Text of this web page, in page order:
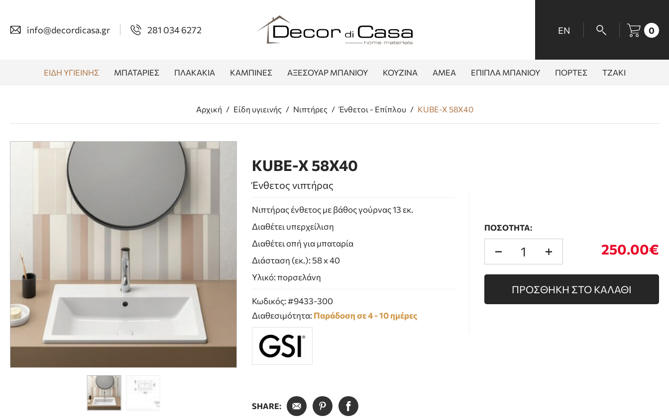
info@decordicasa.gr 281 034 6272 EN 0
ΕΙΔΗ ΥΓΙΕΙΝΗΣ ΜΠΑΤΑΡΙΕΣ ΠΛΑΚΑΚΙΑ ΚΑΜΠΙΝΕΣ ΑΞΕΣΟΥΑΡ ΜΠΑΝΙΟΥ ΚΟΥΖΙΝΑ ΑΜΕΑ ΕΠΙΠΛΑ ΜΠΑΝΙΟΥ ΠΟΡΤΕΣ ΤΖΑΚΙ
Αρχική / Είδη υγιεινής / Νιπτήρες / Ένθετοι - Επίπλου / KUBE-X 58X40
KUBE-X 58X40
Ένθετος νιπτήρας
Νιπτήρας ένθετος με βάθος γούρνας 13 εκ.
Διαθέτει υπερχείλιση
Διαθέτει οπή για μπαταρία
Διάσταση (εκ.): 58 x 40
Υλικό: πορσελάνη
Κωδικός: #9433-300
Διαθεσιμότητα: Παράδοση σε 4 - 10 ημέρες
ΠΟΣΟΤΗΤΑ:
250.00€
ΠΡΟΣΘΗΚΗ ΣΤΟ ΚΑΛΑΘΙ
SHARE: